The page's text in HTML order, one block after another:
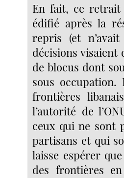
En fait, ce retrait
édifié après la
repris (et
décisions visaient
de blocus dont
sous occupation.
frontières
l’autorité de
ceux qui ne sont
partisans et qui
laisse espérer
des frontières